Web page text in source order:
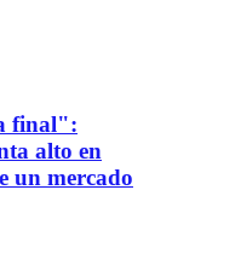
final":
alto en
un mercado